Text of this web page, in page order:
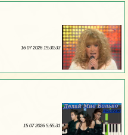
16 07 2026 19:30:33
15 07 2026 5:55:31